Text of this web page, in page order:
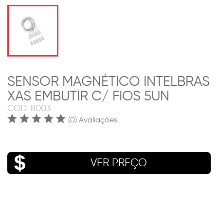
SENSOR MAGNÉTICO INTELBRAS
XAS EMBUTIR C/ FIOS 5UN
COD. 8003
(0) Avaliações
VER PREÇO